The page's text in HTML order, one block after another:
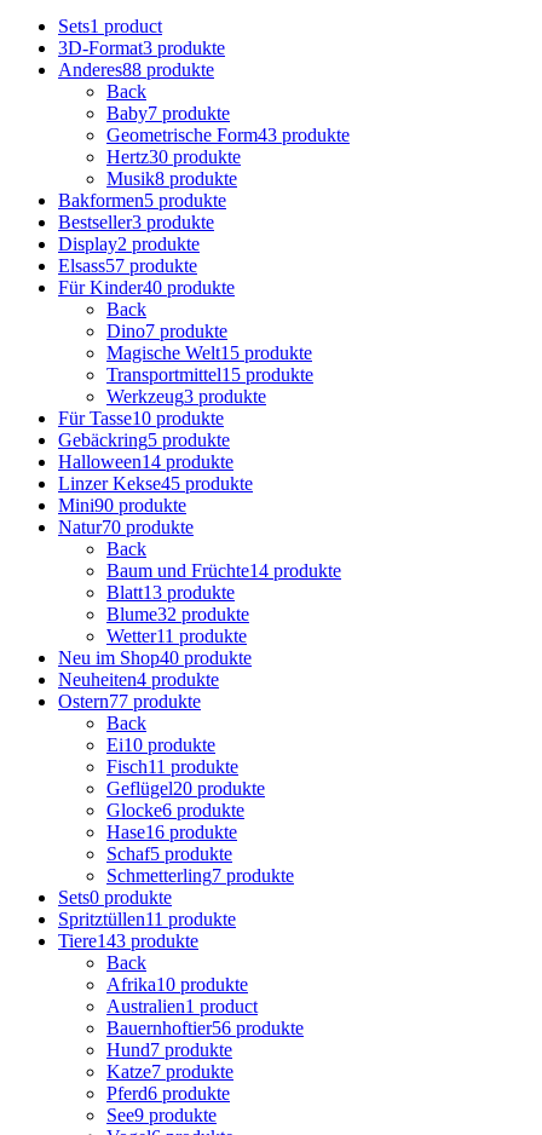
Sets1 product
3D-Format3 produkte
Anderes88 produkte
Back
Baby7 produkte
Geometrische Form43 produkte
Hertz30 produkte
Musik8 produkte
Bakformen5 produkte
Bestseller3 produkte
Display2 produkte
Elsass57 produkte
Für Kinder40 produkte
Back
Dino7 produkte
Magische Welt15 produkte
Transportmittel15 produkte
Werkzeug3 produkte
Für Tasse10 produkte
Gebäckring5 produkte
Halloween14 produkte
Linzer Kekse45 produkte
Mini90 produkte
Natur70 produkte
Back
Baum und Früchte14 produkte
Blatt13 produkte
Blume32 produkte
Wetter11 produkte
Neu im Shop40 produkte
Neuheiten4 produkte
Ostern77 produkte
Back
Ei10 produkte
Fisch11 produkte
Geflügel20 produkte
Glocke6 produkte
Hase16 produkte
Schaf5 produkte
Schmetterling7 produkte
Sets0 produkte
Spritztüllen11 produkte
Tiere143 produkte
Back
Afrika10 produkte
Australien1 product
Bauernhoftier56 produkte
Hund7 produkte
Katze7 produkte
Pferd6 produkte
See9 produkte